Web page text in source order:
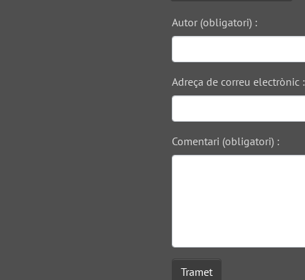
Autor (obligatori) :
Adreça de correu electrònic :
Comentari (obligatori) :
Tramet